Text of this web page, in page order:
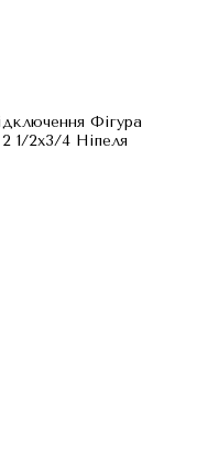
Фігура
1/2x3/4 Ніпеля